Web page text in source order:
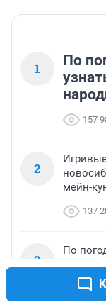
1
По
157
2
мейн-
137
3
По
каким
86